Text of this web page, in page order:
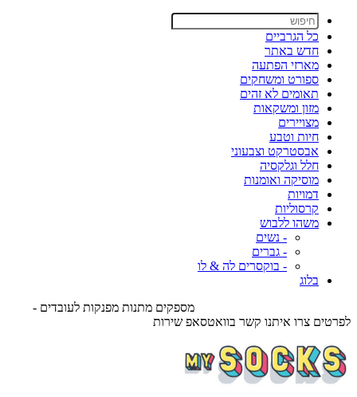
כל הגרביים
חדש באתר
מארזי הפתעה
ספורט ומשחקים
תאומים לא זהים
מזון ומשקאות
מצויירים
חיות וטבע
אבסטרקט וצבעוני
חלל וגלקסיה
מוסיקה ואומנות
דמויות
קרסוליות
משהו ללבוש
- נשים
- גברים
- בוקסרים לה & לו
בלוג
מספקים מתנות מפנקות לעובדים -
לפרטים צרו איתנו קשר בוואטסאפ שירות